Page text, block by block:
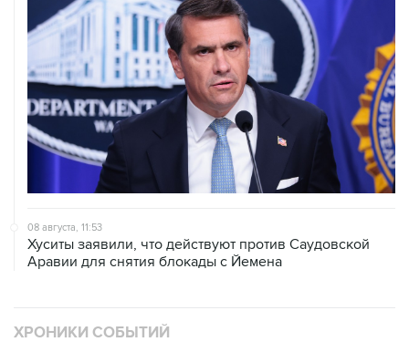
08 августа, 11:53
Хуситы заявили, что действуют против Саудовской
Аравии для снятия блокады с Йемена
ХРОНИКИ СОБЫТИЙ